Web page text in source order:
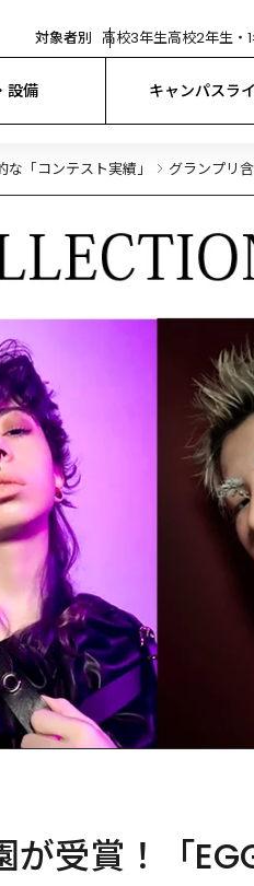
対象者別 高校3年生高校2年生・
設備 キャンパスラ
な「コンテスト実績」 グランプリ
受賞！「